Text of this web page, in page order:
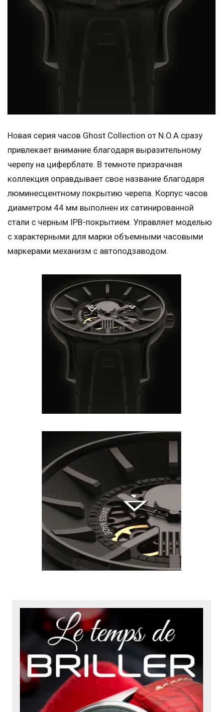
Новая серия часов Ghost Collection от N.O.A сразу
привлекает внимание благодаря выразительному
черепу на циферблате. В темноте призрачная
коллекция оправдывает свое название благодаря
люминесцентному покрытию черепа. Корпус часов
диаметром 44 мм выполнен их сатинированной
стали с черным IPB-покрытием. Управляет моделью
с характерными для марки объемными часовыми
маркерами механизм с автоподзаводом.